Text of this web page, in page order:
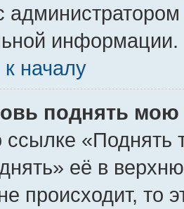
информации.
началу
поднять мою
«Поднять
её в
происходит, то